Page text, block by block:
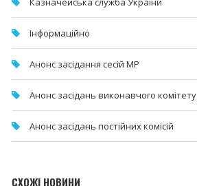
Інформаційно
Анонс засідання сесій МР
Анонс засідань виконавчого комітету
Анонс засідань постійних комісій
СХОЖІ НОВИНИ